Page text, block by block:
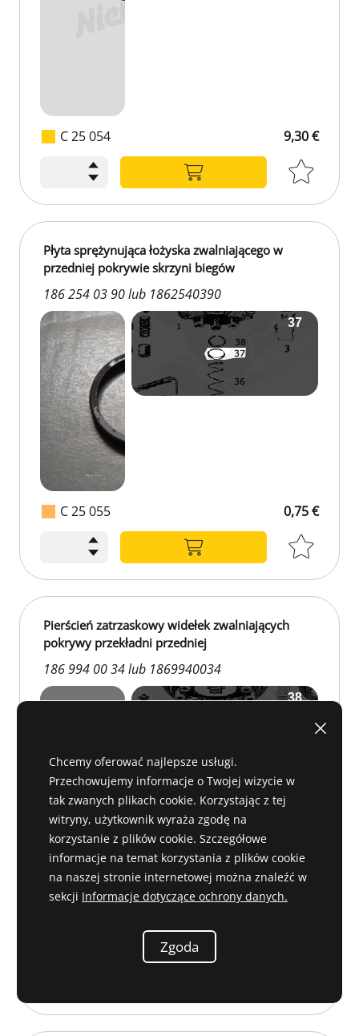
C 25 054 9,30 €
C 25 055
Płyta sprężynująca łożyska zwalniającego w
przedniej pokrywie skrzyni biegów
186 254 03 90 lub 1862540390
0,75 €
Pierścień zatrzaskowy widełek zwalniających
pokrywy przekładni przedniej
186 994 00 34 lub 1869940034
Chcemy oferować najlepsze usługi.
Przechowujemy informacje o Twojej wizycie w
tak zwanych plikach cookie. Korzystając z tej
witryny, użytkownik wyraża zgodę na
korzystanie z plików cookie. Szczegółowe
informacje na temat korzystania z plików cookie
na naszej stronie internetowej można znaleźć w
sekcji Informacje dotyczące ochrony danych.
Zgoda